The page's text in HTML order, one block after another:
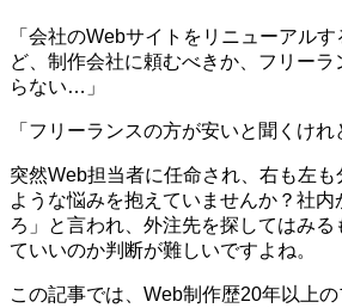
「会社のWebサイトをリニューアル
ど、制作会社に頼むべきか、フリー
らない…」
「フリーランスの方が安いと聞くけれ
突然Web担当者に任命され、右も左
ような悩みを抱えていませんか？社内
ろ」と言われ、外注先を探してはみる
ていいのか判断が難しいですよね。
この記事では、Web制作歴20年以上の